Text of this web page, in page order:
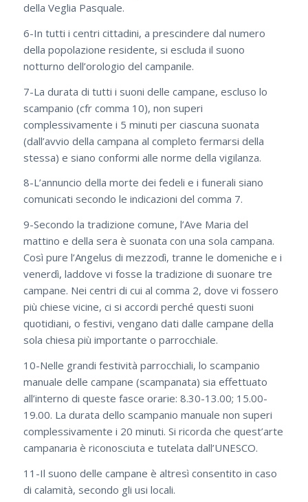
della Veglia Pasquale.
6-In tutti i centri cittadini, a prescindere dal numero
della popolazione residente, si escluda il suono
notturno dell’orologio del campanile.
7-La durata di tutti i suoni delle campane, escluso lo
scampanio (cfr comma 10), non superi
complessivamente i 5 minuti per ciascuna suonata
(dall’avvio della campana al completo fermarsi della
stessa) e siano conformi alle norme della vigilanza.
8-L’annuncio della morte dei fedeli e i funerali siano
comunicati secondo le indicazioni del comma 7.
9-Secondo la tradizione comune, l’Ave Maria del
mattino e della sera è suonata con una sola campana.
Così pure l’Angelus di mezzodì, tranne le domeniche e i
venerdì, laddove vi fosse la tradizione di suonare tre
campane. Nei centri di cui al comma 2, dove vi fossero
più chiese vicine, ci si accordi perché questi suoni
quotidiani, o festivi, vengano dati dalle campane della
sola chiesa più importante o parrocchiale.
10-Nelle grandi festività parrocchiali, lo scampanio
manuale delle campane (scampanata) sia effettuato
all’interno di queste fasce orarie: 8.30-13.00; 15.00-
19.00. La durata dello scampanio manuale non superi
complessivamente i 20 minuti. Si ricorda che quest’arte
campanaria è riconosciuta e tutelata dall’UNESCO.
11-Il suono delle campane è altresì consentito in caso
di calamità, secondo gli usi locali.